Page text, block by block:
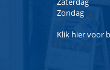
Zondag
Klik hiervoor